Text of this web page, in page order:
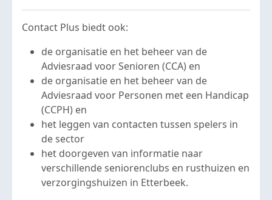
Contact Plus biedt ook:
de organisatie en het beheer van de
Adviesraad voor Senioren (CCA) en
de organisatie en het beheer van de
Adviesraad voor Personen met een Handicap
(CCPH) en
het leggen van contacten tussen spelers in
de sector
het doorgeven van informatie naar
verschillende seniorenclubs en rusthuizen en
verzorgingshuizen in Etterbeek.